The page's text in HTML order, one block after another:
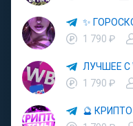
1 790 ₽
1 790 ₽